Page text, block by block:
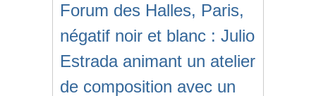
Forum des Halles, Paris,
négatif noir et blanc : Julio
Estrada animant un atelier
de composition avec un